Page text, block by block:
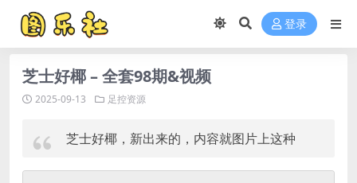
登录
芝士好椰 – 全套98期&视频
2025-09-13 足控资源
芝士好椰，新出来的，内容就图片上这种